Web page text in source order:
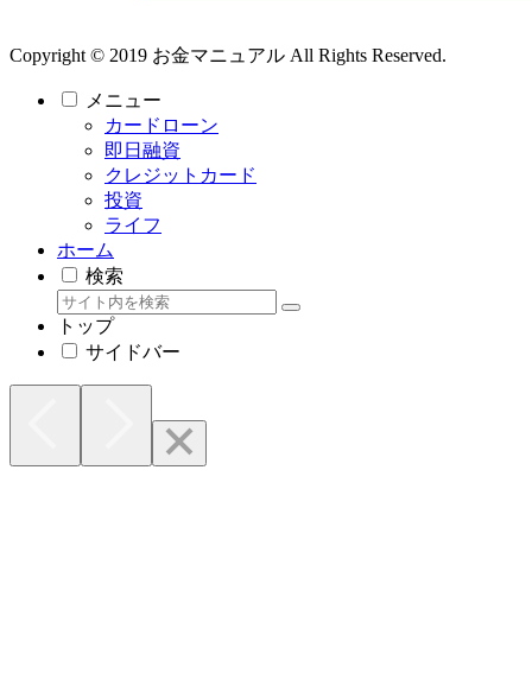
Copyright © 2019 お金マニュアル All Rights Reserved.
メニュー
カードローン
即日融資
クレジットカード
投資
ライフ
ホーム
検索
トップ
サイドバー